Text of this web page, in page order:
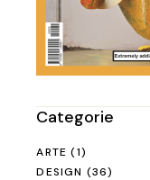
Categorie
ARTE (1)
DESIGN (36)